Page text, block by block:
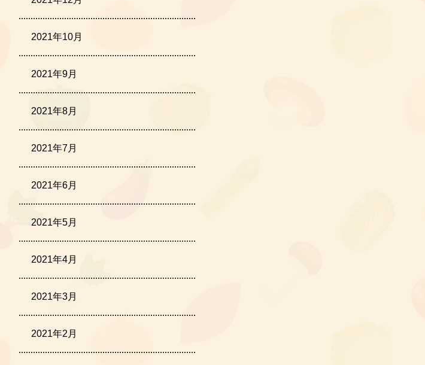
2021年10月
2021年9月
2021年8月
2021年7月
2021年6月
2021年5月
2021年4月
2021年3月
2021年2月